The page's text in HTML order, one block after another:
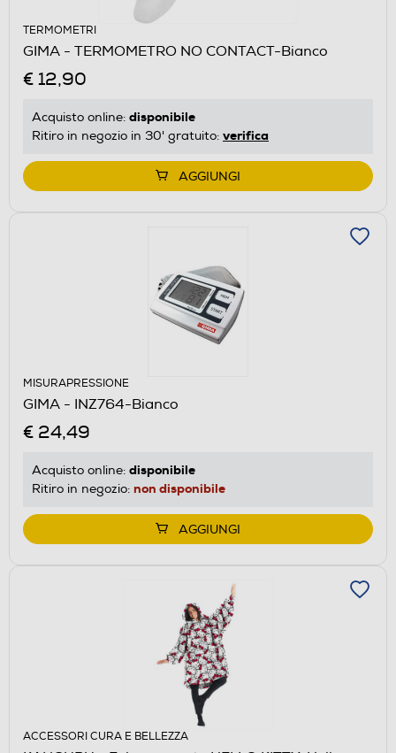
TERMOMETRI
GIMA - TERMOMETRO NO CONTACT-Bianco
€ 12,90
Acquisto online: disponibile
Ritiro in negozio in 30' gratuito: verifica
AGGIUNGI
MISURAPRESSIONE
GIMA - INZ764-Bianco
€ 24,49
Acquisto online: disponibile
Ritiro in negozio: non disponibile
AGGIUNGI
ACCESSORI CURA E BELLEZZA